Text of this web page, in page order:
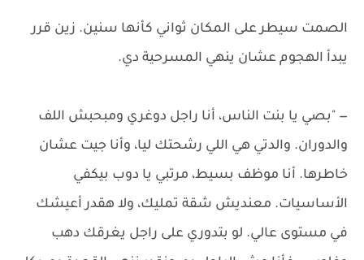
الصمت سيطر على المكان ثواني كأنها سنين. زين قرر
يبدأ الهجوم عشان ينهي المسرحية دي.
— "بصي يا بنت الناس، أنا راجل دوغري ومبحبش اللف
والدوران. والدتي هي اللي رشحتك ليا، وأنا جيت عشان
خاطرها. أنا موظف بسيط، مرتبي يا دوب بيكفي
الأساسيات. معنديش شقة تمليك، ولا هقدر أعيشك
في مستوى عالي. لو بتدوري على راجل يغرقك دهب